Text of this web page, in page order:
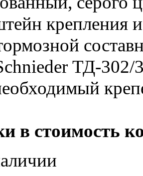
крепления
ТД-
в стоимость